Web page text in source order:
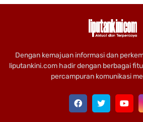
Dengan kemajuan informasi dan
liputankini.com hadir dengan berbagai
percampuran komunikasi